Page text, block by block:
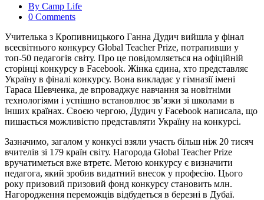
By Camp Life
0 Comments
Учителька з Кропивницького Ганна Дудич вийшла у фінал
всесвітнього конкурсу Global Teacher Prize, потрапивши у
топ-50 педагогів світу. Про це повідомляється на офіційній
сторінці конкурсу в Facebook. Жінка єдина, хто представляє
Україну в фіналі конкурсу. Вона викладає у гімназії імені
Тараса Шевченка, де впроваджує навчання за новітніми
технологіями і успішно встановлює зв’язки зі школами в
інших країнах. Своєю чергою, Дудич у Facebook написала, що
пишається можливістю представляти Україну на конкурсі.
Зазначимо, загалом у конкусі взяли участь більш ніж 20 тисяч
вчителів зі 179 країн світу. Нагорода Global Teacher Prize
вручатиметься вже втретє. Метою конкурсу є визначити
педагога, який зробив видатний внесок у професію. Цього
року призовий призовий фонд конкурсу становить млн.
Нагородження переможців відбудеться в березні в Дубаї.